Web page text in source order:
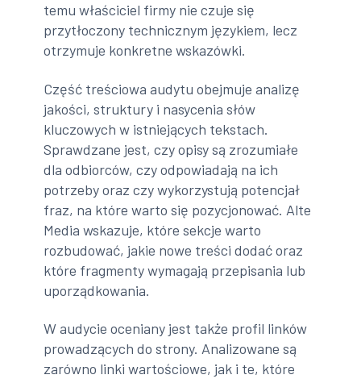
temu właściciel firmy nie czuje się
przytłoczony technicznym językiem, lecz
otrzymuje konkretne wskazówki.
Część treściowa audytu obejmuje analizę
jakości, struktury i nasycenia słów
kluczowych w istniejących tekstach.
Sprawdzane jest, czy opisy są zrozumiałe
dla odbiorców, czy odpowiadają na ich
potrzeby oraz czy wykorzystują potencjał
fraz, na które warto się pozycjonować. Alte
Media wskazuje, które sekcje warto
rozbudować, jakie nowe treści dodać oraz
które fragmenty wymagają przepisania lub
uporządkowania.
W audycie oceniany jest także profil linków
prowadzących do strony. Analizowane są
zarówno linki wartościowe, jak i te, które